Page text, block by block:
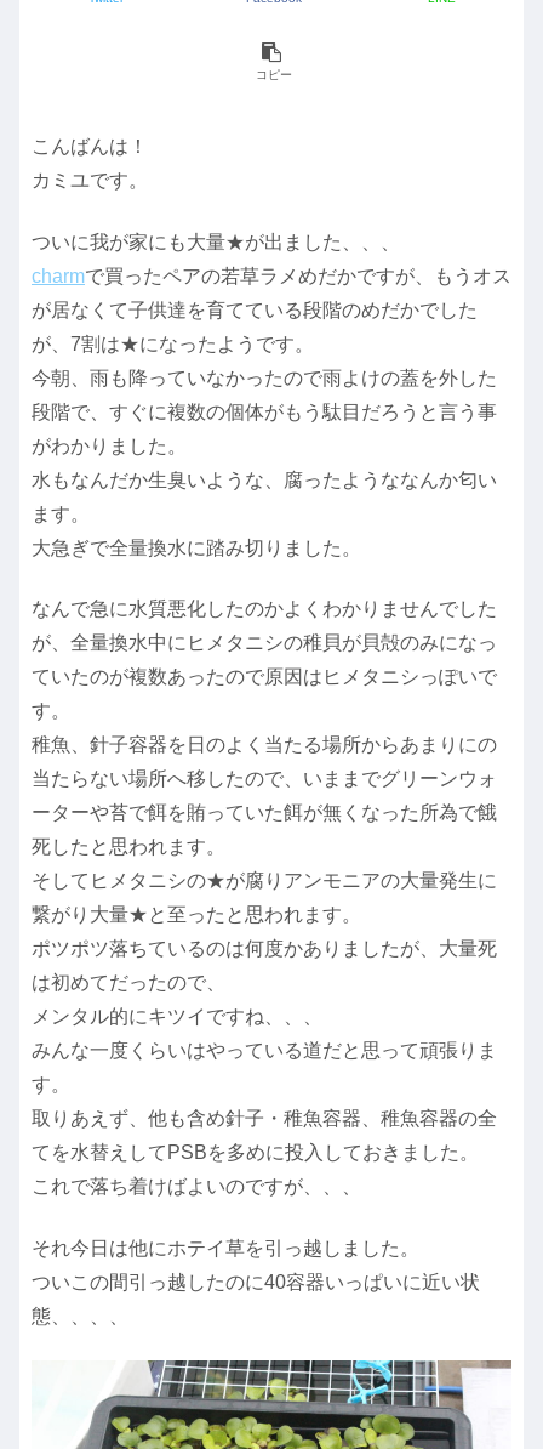
コピー
こんばんは！
カミユです。
ついに我が家にも大量★が出ました、、、
charmで買ったペアの若草ラメめだかですが、もうオス
が居なくて子供達を育てている段階のめだかでした
が、7割は★になったようです。
今朝、雨も降っていなかったので雨よけの蓋を外した
段階で、すぐに複数の個体がもう駄目だろうと言う事
がわかりました。
水もなんだか生臭いような、腐ったようななんか匂い
ます。
大急ぎで全量換水に踏み切りました。
なんで急に水質悪化したのかよくわかりませんでした
が、全量換水中にヒメタニシの稚貝が貝殻のみになっ
ていたのが複数あったので原因はヒメタニシっぽいで
す。
稚魚、針子容器を日のよく当たる場所からあまりにの
当たらない場所へ移したので、いままでグリーンウォ
ーターや苔で餌を賄っていた餌が無くなった所為で餓
死したと思われます。
そしてヒメタニシの★が腐りアンモニアの大量発生に
繋がり大量★と至ったと思われます。
ポツポツ落ちているのは何度かありましたが、大量死
は初めてだったので、
メンタル的にキツイですね、、、
みんな一度くらいはやっている道だと思って頑張りま
す。
取りあえず、他も含め針子・稚魚容器、稚魚容器の全
てを水替えしてPSBを多めに投入しておきました。
これで落ち着けばよいのですが、、、
それ今日は他にホテイ草を引っ越しました。
ついこの間引っ越したのに40容器いっぱいに近い状
態、、、、